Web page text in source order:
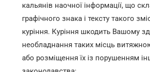
кальянів наочної інформації, що
графічного знака і тексту такого
куріння. Куріння шкодить Вашому
необладнання таких місць
або розміщення їх із порушенням